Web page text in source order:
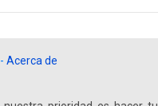
- Acerca de